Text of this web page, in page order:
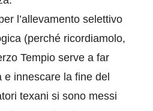
l’allevamento selettivo
(perché ricordiamolo,
Tempio serve a far
innescare la fine del
texani si sono messi